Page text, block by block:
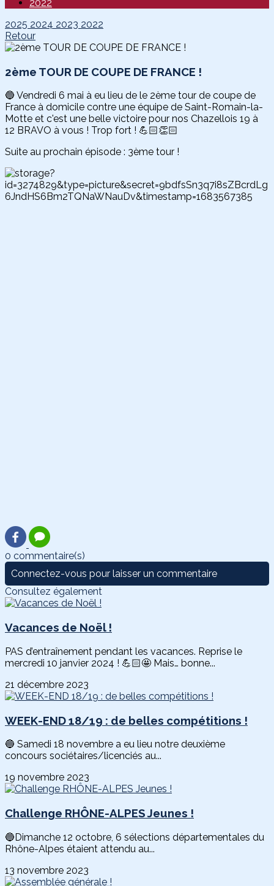
2022
2025 2024 2023 2022
Retour
2ème TOUR DE COUPE DE FRANCE !
🔵 Vendredi 6 mai à eu lieu de le 2ème tour de coupe de
France à domicile contre une équipe de Saint-Romain-la-
Motte et c'est une belle victoire pour nos Chazellois 19 à
12 BRAVO à vous ! Trop fort ! 💪🏻👏🏻
Suite au prochain épisode : 3ème tour !
0 commentaire(s)
Connectez-vous pour laisser un commentaire
Consultez également
Vacances de Noël !
PAS d’entraînement pendant les vacances. Reprise le
mercredi 10 janvier 2024 ! 💪🏻🤩 Mais… bonne...
21 décembre 2023
WEEK-END 18/19 : de belles compétitions !
🔵 Samedi 18 novembre a eu lieu notre deuxième
concours sociétaires/licenciés au...
19 novembre 2023
Challenge RHÔNE-ALPES Jeunes !
🔵Dimanche 12 octobre, 6 sélections départementales du
Rhône-Alpes étaient attendu au...
13 novembre 2023